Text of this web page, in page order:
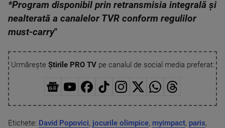
*Program disponibil prin retransmisia integrală și
nealterată a canalelor TVR conform regulilor
must-carry"
Urmărește Știrile PRO TVpe canalul de social media preferat:
Etichete: David Popovici, jocurile olimpice, myimpact, paris,